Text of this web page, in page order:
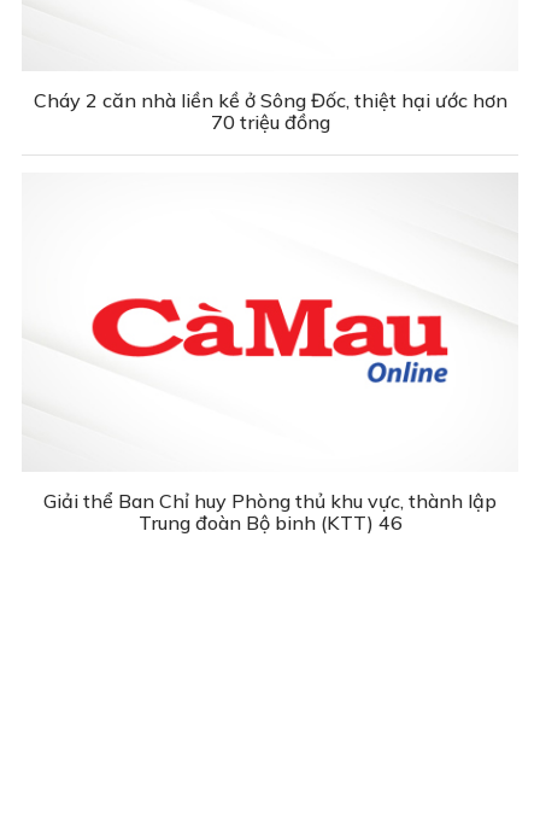
Cháy 2 căn nhà liền kề ở Sông Đốc, thiệt hại ước hơn
70 triệu đồng
Giải thể Ban Chỉ huy Phòng thủ khu vực, thành lập
Trung đoàn Bộ binh (KTT) 46